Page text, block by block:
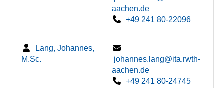
aachen.de
+49 241 80-22096
Lang, Johannes,
M.Sc.
johannes.lang@ita.rwth-
aachen.de
+49 241 80-24745